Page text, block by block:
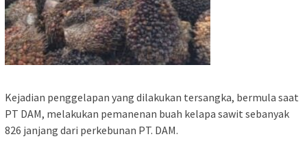
Kejadian penggelapan yang dilakukan tersangka, bermula saat
PT DAM, melakukan pemanenan buah kelapa sawit sebanyak
826 janjang dari perkebunan PT. DAM.